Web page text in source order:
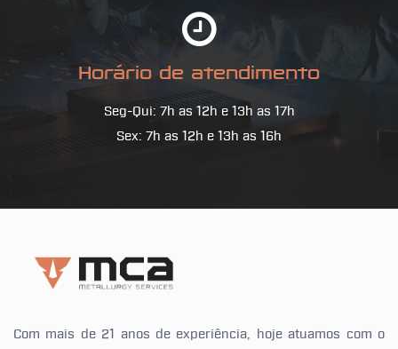
Horário de atendimento
Seg-Qui: 7h as 12h e 13h as 17h
Sex: 7h as 12h e 13h as 16h
Com mais de 21 anos de experiência, hoje atuamos com o